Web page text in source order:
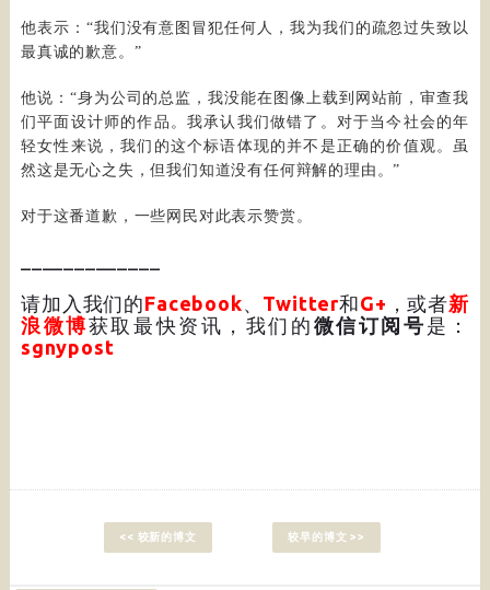
他表示：“我们没有意图冒犯任何人，我为我们的疏忽过失致以
最真诚的歉意。”
他说：“身为公司的总监，我没能在图像上载到网站前，审查我
们平面设计师的作品。我承认我们做错了。对于当今社会的年
轻女性来说，我们的这个标语体现的并不是正确的价值观。虽
然这是无心之失，但我们知道没有任何辩解的理由。”
对于这番道歉，一些网民对此表示赞赏。
请加入我们的Facebook、 Twitter和G+ ，或者新
浪微博获取最快资讯，我们的 微信订阅号 是：
sgnypost
<< 较新的博文 较早的博文 >>